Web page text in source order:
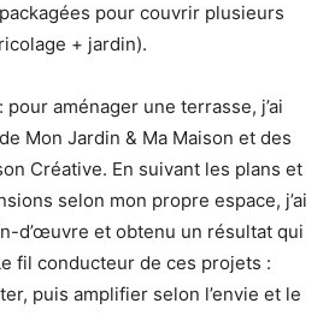
pour couvrir plusieurs
+ jardin).
aménager une terrasse, j’ai
Mon Jardin & Ma Maison et des
Créative. En suivant les plans et
selon mon propre espace, j’ai
d’œuvre et obtenu un résultat qui
fil conducteur de ces projets :
puis amplifier selon l’envie et le